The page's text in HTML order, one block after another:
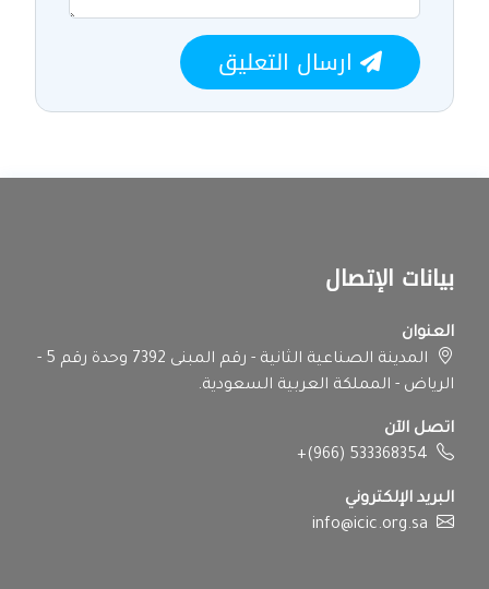
ارسال التعليق
بيانات الإتصال
العنوان
المدينة الصناعية الثانية - رقم المبنى 7392 وحدة رقم 5 -
الرياض - المملكة العربية السعودية.
اتصل الآن
+(966) 533368354
البريد الإلكتروني
info@icic.org.sa